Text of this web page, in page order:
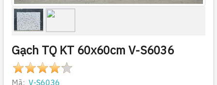
Gạch TQ KT 60x60cm V-S6036
Mã: V-S6036